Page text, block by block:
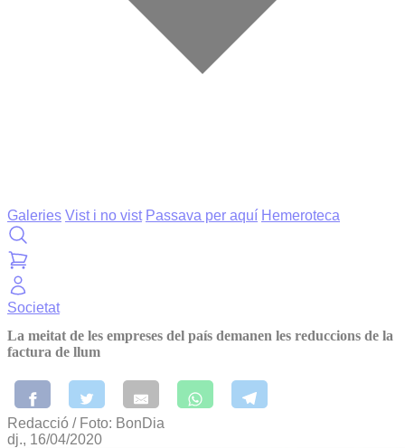
Galeries Vist i no vist Passava per aquí Hemeroteca
Societat
La meitat de les empreses del país demanen les reduccions de la
factura de llum
Redacció / Foto: BonDia
dj., 16/04/2020